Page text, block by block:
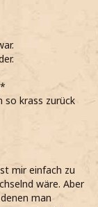
so krass zurück
mir einfach zu
wäre. Aber
man